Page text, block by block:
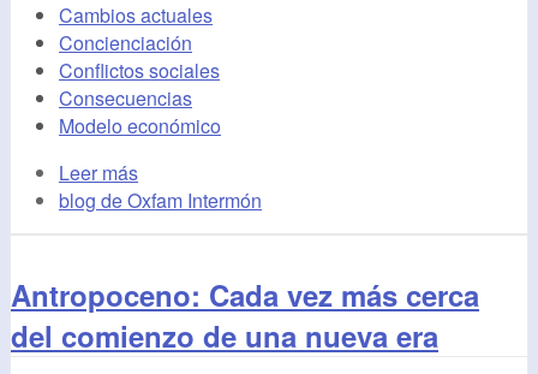
Cambios actuales
Concienciación
Conflictos sociales
Consecuencias
Modelo económico
Leer más
blog de Oxfam Intermón
Antropoceno: Cada vez más cerca
del comienzo de una nueva era